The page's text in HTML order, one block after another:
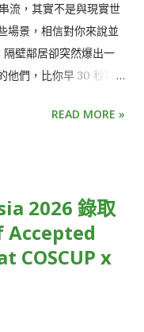
流，其實不是與現實世
場景，相信對你來說並
壁鄰居卻突然爆出一
們，比你早 30 秒歡
樣，少了即時參與的驚
時間來看，這些狀況都
驗卻大受影響，用
。 使用直播串流時，
是「串流延遲」。 從
一般來說，有線電視直
READ MORE »
2026 錄取
Accepted
COSCUP x